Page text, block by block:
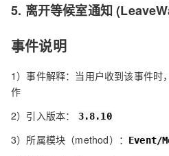
5. 离开等候室通知
事件说明
1）事件解释：当用户收到该事件时
作
2）引入版本：
3.8.10
3）所属模块（method）： Event/